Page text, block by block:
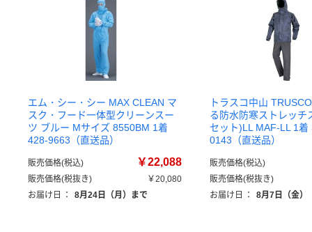
エム・シー・シー MAX CLEAN マ
スク・フード一体型クリーンスー
ツ ブルー Mサイズ 8550BM 1着
428-9663（直送品）
販売価格(税込) ￥22,088
販売価格(税抜き)
￥20,080
お届け日
： 8月24日（月）まで
トラスコ中山
る防水防寒ストレッチ
セット)LL MAF-LL 1着
0143（直送品）
販売価格(税込)
販売価格(税抜き)
お届け日
： 8月7日（金）